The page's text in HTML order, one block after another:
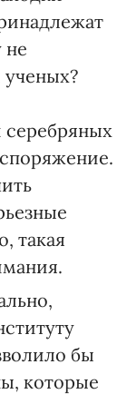
не
такая
бы
которые